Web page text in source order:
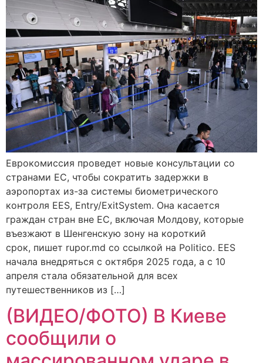
Еврокомиссия проведет новые консультации со
странами ЕС, чтобы сократить задержки в
аэропортах из-за системы биометрического
контроля EES, Entry/ExitSystem. Она касается
граждан стран вне ЕС, включая Молдову, которые
въезжают в Шенгенскую зону на короткий
срок, пишет rupor.md со ссылкой на Politico. EES
начала внедряться с октября 2025 года, а с 10
апреля стала обязательной для всех
путешественников из […]
(ВИДЕО/ФОТО) В Киеве
сообщили о